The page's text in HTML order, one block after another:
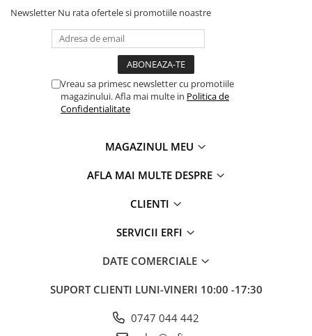
80°sau de deja celebra colectie de genti Mommy Bag
reconfirmare a calitatilor acestor produse, iar faptul ca ele se
regasesc atat in camerele bebelusilor celebri, dar si in
milioane de alte case din intreaga lume, subliniaza
importanta frumosului in viata parintilor de pretutindeni.
Newsletter Nu rata ofertele si promotiile noastre
Vreau sa primesc newsletter cu promotiile
magazinului. Afla mai multe in Politica de
Confidentialitate
MAGAZINUL MEU
AFLA MAI MULTE DESPRE
CLIENTI
SERVICII ERFI
DATE COMERCIALE
SUPORT CLIENTI LUNI-VINERI 10:00 -17:30
0747 044 442